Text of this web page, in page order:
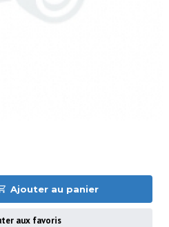
Ajouter au panier
aux favoris